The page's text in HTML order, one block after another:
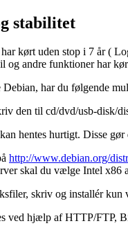
stabilitet
kørt uden stop i 7 år (
og andre funktioner har
har du følgende
den til cd/dvd/usb-disk/
hentes hurtigt. Disse
http://www.debian.org/
skal du vælge Intel x86
skriv og installér kun
ved hjælp af HTTP/FTP,